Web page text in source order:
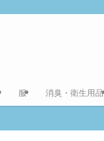
服 消臭・衛生用品